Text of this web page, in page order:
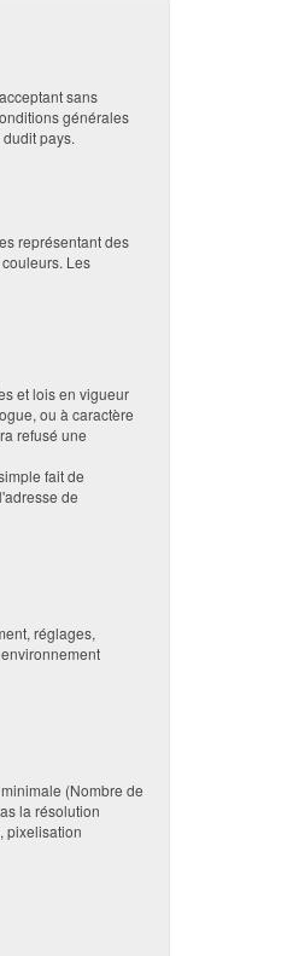
sans
générales
pays.
représentant des
Les
et lois en vigueur
ou à caractère
refusé une
fait de
de
réglages,
(Nombre de
la résolution
pixelisation